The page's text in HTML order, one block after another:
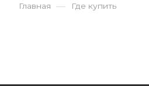
Главная — Где купить